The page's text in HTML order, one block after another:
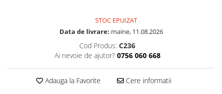
Seminte de Patrunjel
Seminte dovleac decorativ
Seminte dovlecel / dovleac
Seminte fasole
STOC EPUIZAT
Data de livrare: maine, 11.08.2026
Cod Produs: C236
Ai nevoie de ajutor? 0756 060 668
Adauga la Favorite Cere informatii